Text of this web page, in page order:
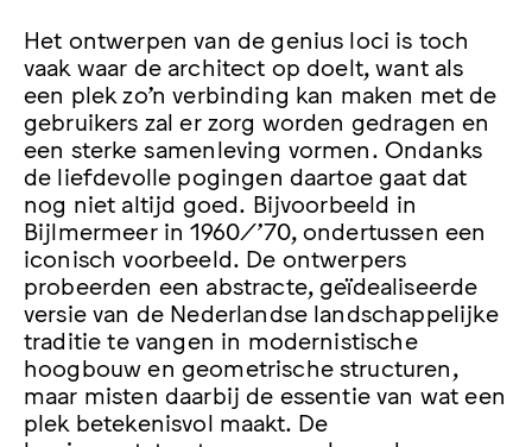
Het ontwerpen van de genius loci is toch
vaak waar de architect op doelt, want als
een plek zo’n verbinding kan maken met de
gebruikers zal er zorg worden gedragen en
een sterke samenleving vormen. Ondanks
de liefdevolle pogingen daartoe gaat dat
nog niet altijd goed. Bijvoorbeeld in
Bijlmermeer in 1960/’70, ondertussen een
iconisch voorbeeld. De ontwerpers
probeerden een abstracte, geïdealiseerde
versie van de Nederlandse landschappelijke
traditie te vangen in modernistische
hoogbouw en geometrische structuren,
maar misten daarbij de essentie van wat een
plek betekenisvol maakt. De